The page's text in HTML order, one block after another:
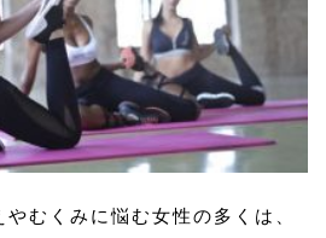
むくみに悩む女性の多くは、